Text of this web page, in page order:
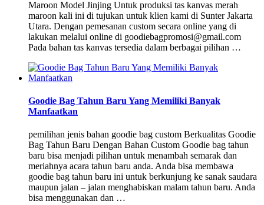
Maroon Model Jinjing Untuk produksi tas kanvas merah
maroon kali ini di tujukan untuk klien kami di Sunter Jakarta
Utara. Dengan pemesanan custom secara online yang di
lakukan melalui online di goodiebagpromosi@gmail.com
Pada bahan tas kanvas tersedia dalam berbagai pilihan …
Goodie Bag Tahun Baru Yang Memiliki Banyak
Manfaatkan
pemilihan jenis bahan goodie bag custom Berkualitas Goodie
Bag Tahun Baru Dengan Bahan Custom Goodie bag tahun
baru bisa menjadi pilihan untuk menambah semarak dan
meriahnya acara tahun baru anda. Anda bisa membawa
goodie bag tahun baru ini untuk berkunjung ke sanak saudara
maupun jalan – jalan menghabiskan malam tahun baru. Anda
bisa menggunakan dan …